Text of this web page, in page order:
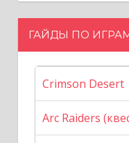
ГАЙДЫ ПО
Crimson Desert
Arc Raiders